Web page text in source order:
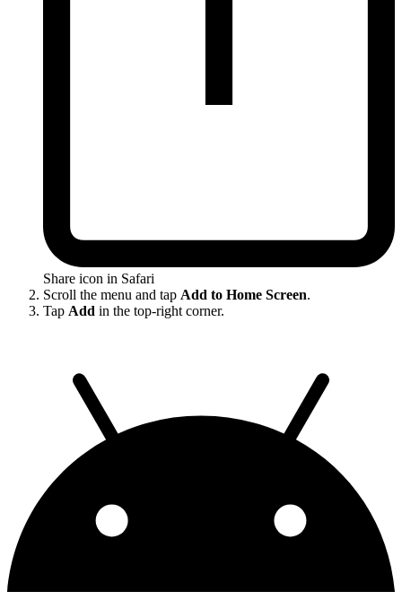
Share icon in Safari
Scroll the menu and tap Add to Home Screen.
Tap Add in the top-right corner.